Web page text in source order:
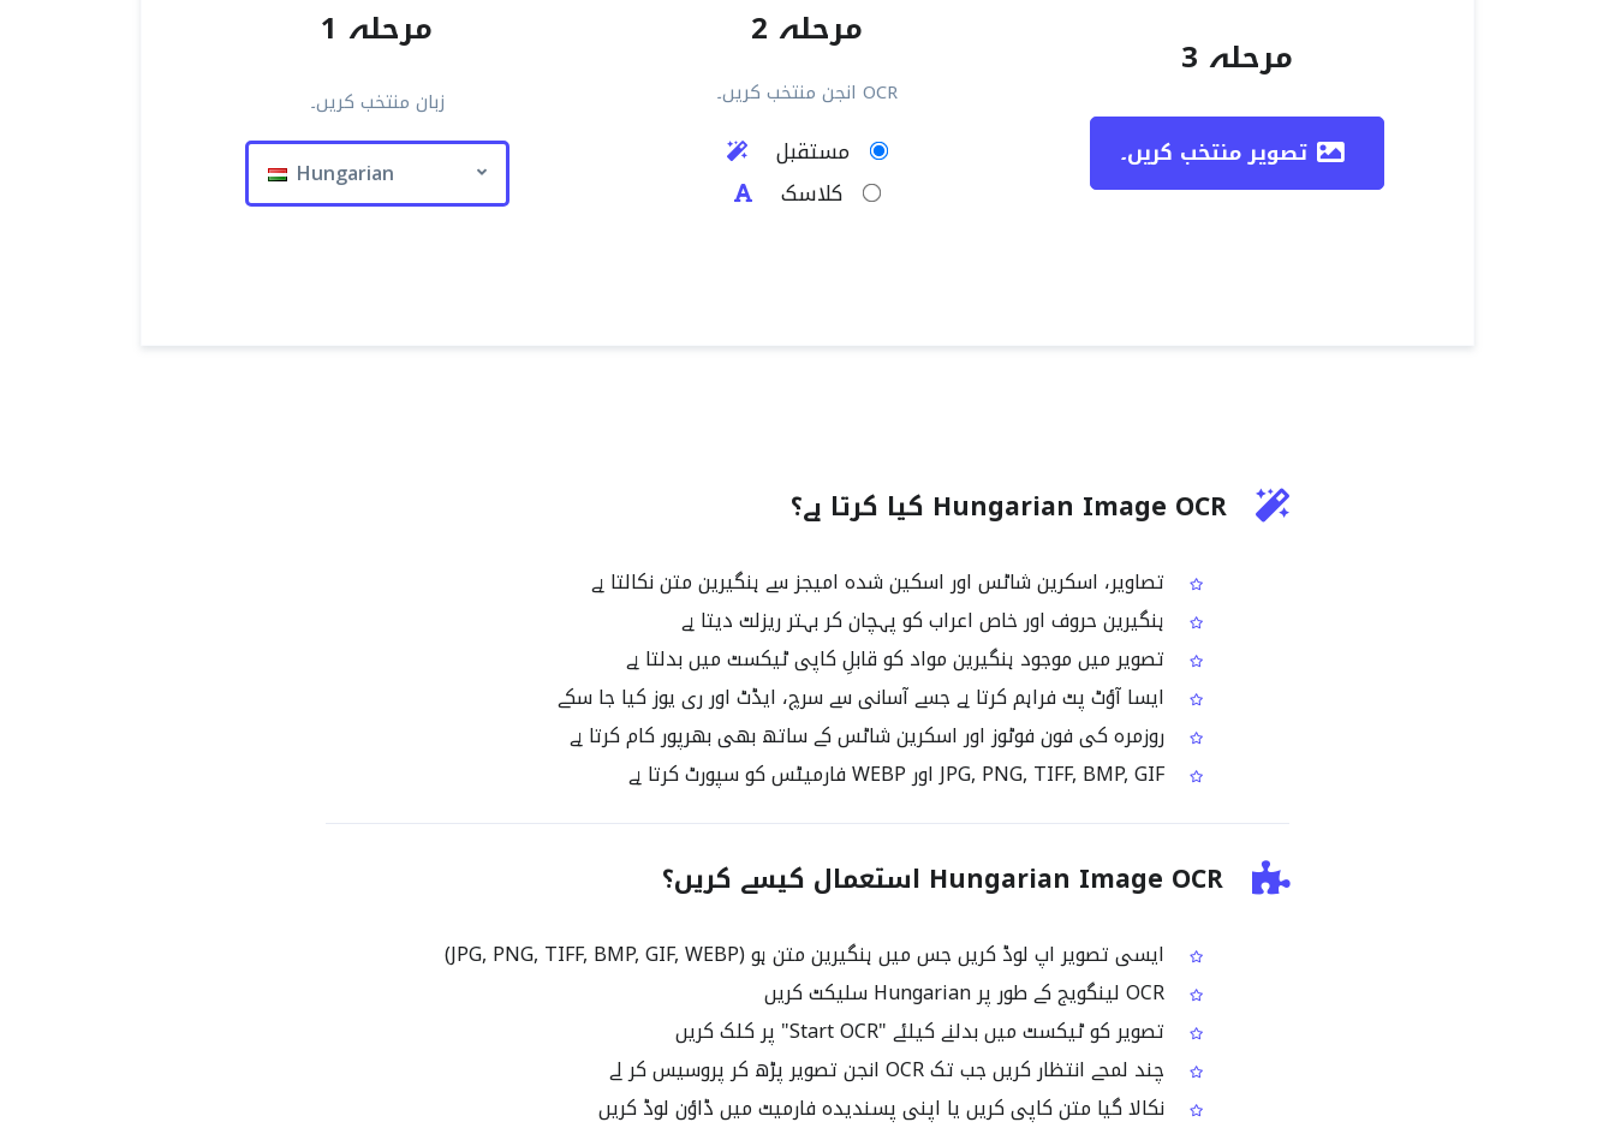
مرحلہ 1
زبان منتخب کریں۔
Hungarian
مرحلہ 2
OCR انجن منتخب کریں۔
مستقبل
کلاسک
مرحلہ 3
تصویر منتخب کریں۔
Hungarian Image OCR کیا کرتا ہے؟
تصاویر، اسکرین شاٹس اور اسکین شدہ امیجز سے ہنگیرین متن نکالتا ہے
ہنگیرین حروف اور خاص اعراب کو پہچان کر بہتر ریزلٹ دیتا ہے
تصویر میں موجود ہنگیرین مواد کو قابلِ کاپی ٹیکسٹ میں بدلتا ہے
ایسا آؤٹ پٹ فراہم کرتا ہے جسے آسانی سے سرچ، ایڈٹ اور ری یوز کیا جا سکے
روزمرہ کی فون فوٹوز اور اسکرین شاٹس کے ساتھ بھی بھرپور کام کرتا ہے
Hungarian Image OCR استعمال کیسے کریں؟
ایسی تصویر اپ لوڈ کریں جس میں ہنگیرین متن ہو (JPG, PNG, TIFF, BMP, GIF, WEBP)
تصویر کو ٹیکسٹ میں بدلنے کیلئے "Start OCR" پر کلک کریں
چند لمحے انتظار کریں جب تک OCR انجن تصویر پڑھ کر پروسیس کر لے
نکالا گیا متن کاپی کریں یا اپنی پسندیدہ فارمیٹ میں ڈاؤن لوڈ کریں